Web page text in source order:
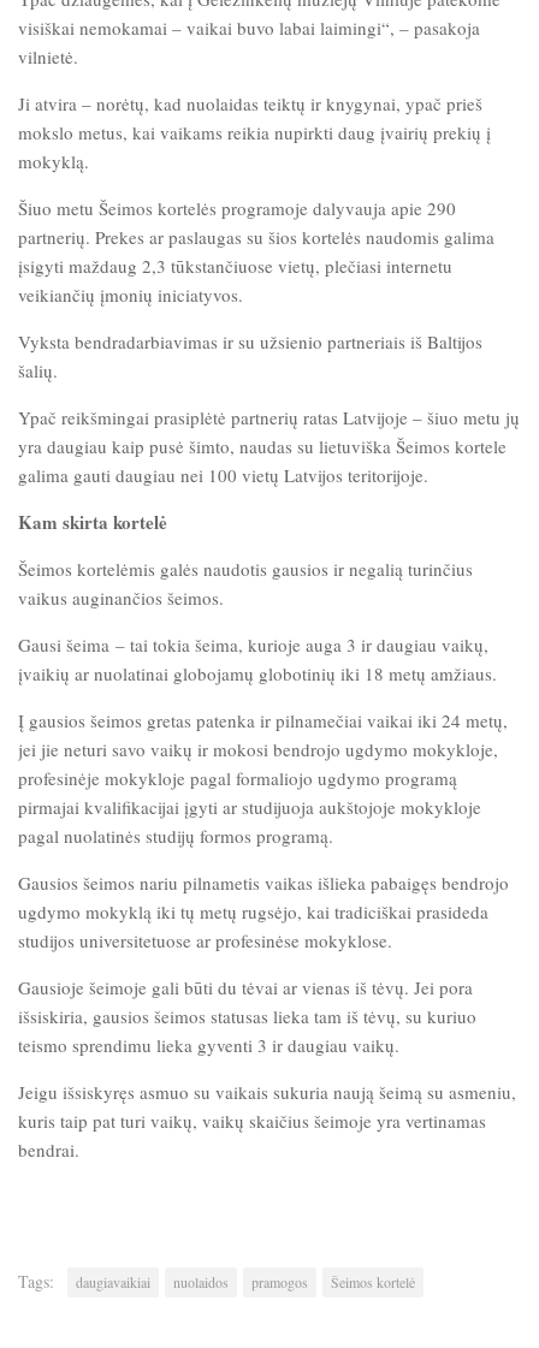
visiškai nemokamai – vaikai buvo labai laimingi“, – pasakoja
vilnietė.
Ji atvira – norėtų, kad nuolaidas teiktų ir knygynai, ypač prieš
mokslo metus, kai vaikams reikia nupirkti daug įvairių prekių į
mokyklą.
Šiuo metu Šeimos kortelės programoje dalyvauja apie 290
partnerių. Prekes ar paslaugas su šios kortelės naudomis galima
įsigyti maždaug 2,3 tūkstančiuose vietų, plečiasi internetu
veikiančių įmonių iniciatyvos.
Vyksta bendradarbiavimas ir su užsienio partneriais iš Baltijos
šalių.
Ypač reikšmingai prasiplėtė partnerių ratas Latvijoje – šiuo metu jų
yra daugiau kaip pusė šimto, naudas su lietuviška Šeimos kortele
galima gauti daugiau nei 100 vietų Latvijos teritorijoje.
Kam skirta kortelė
Šeimos kortelėmis galės naudotis gausios ir negalią turinčius
vaikus auginančios šeimos.
Gausi šeima – tai tokia šeima, kurioje auga 3 ir daugiau vaikų,
įvaikių ar nuolatinai globojamų globotinių iki 18 metų amžiaus.
Į gausios šeimos gretas patenka ir pilnamečiai vaikai iki 24 metų,
jei jie neturi savo vaikų ir mokosi bendrojo ugdymo mokykloje,
profesinėje mokykloje pagal formaliojo ugdymo programą
pirmajai kvalifikacijai įgyti ar studijuoja aukštojoje mokykloje
pagal nuolatinės studijų formos programą.
Gausios šeimos nariu pilnametis vaikas išlieka pabaigęs bendrojo
ugdymo mokyklą iki tų metų rugsėjo, kai tradiciškai prasideda
studijos universitetuose ar profesinėse mokyklose.
Gausioje šeimoje gali būti du tėvai ar vienas iš tėvų. Jei pora
išsiskiria, gausios šeimos statusas lieka tam iš tėvų, su kuriuo
teismo sprendimu lieka gyventi 3 ir daugiau vaikų.
Jeigu išsiskyręs asmuo su vaikais sukuria naują šeimą su asmeniu,
kuris taip pat turi vaikų, vaikų skaičius šeimoje yra vertinamas
bendrai.
Tags: daugiavaikiai nuolaidos pramogos Šeimos kortelė